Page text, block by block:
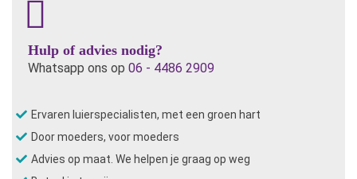
Hulp of advies nodig?
Whatsapp ons op 06 - 4486 2909
Ervaren luierspecialisten, met een groen hart
Door moeders, voor moeders
Advies op maat. We helpen je graag op weg